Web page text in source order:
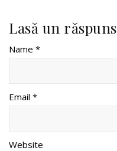
Lasă un răspuns
Name *
Email *
Website